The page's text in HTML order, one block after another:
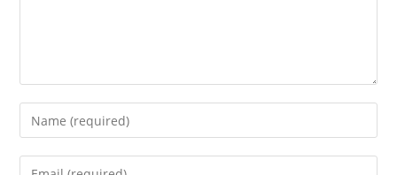
Enter
your
name
Enter